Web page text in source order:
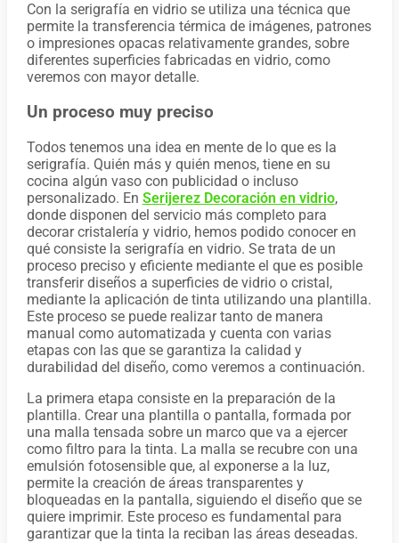
Con la serigrafía en vidrio se utiliza una técnica que
permite la transferencia térmica de imágenes, patrones
o impresiones opacas relativamente grandes, sobre
diferentes superficies fabricadas en vidrio, como
veremos con mayor detalle.
Un proceso muy preciso
Todos tenemos una idea en mente de lo que es la
serigrafía. Quién más y quién menos, tiene en su
cocina algún vaso con publicidad o incluso
personalizado. En Serijerez Decoración en vidrio,
donde disponen del servicio más completo para
decorar cristalería y vidrio, hemos podido conocer en
qué consiste la serigrafía en vidrio. Se trata de un
proceso preciso y eficiente mediante el que es posible
transferir diseños a superficies de vidrio o cristal,
mediante la aplicación de tinta utilizando una plantilla.
Este proceso se puede realizar tanto de manera
manual como automatizada y cuenta con varias
etapas con las que se garantiza la calidad y
durabilidad del diseño, como veremos a continuación.
La primera etapa consiste en la preparación de la
plantilla. Crear una plantilla o pantalla, formada por
una malla tensada sobre un marco que va a ejercer
como filtro para la tinta. La malla se recubre con una
emulsión fotosensible que, al exponerse a la luz,
permite la creación de áreas transparentes y
bloqueadas en la pantalla, siguiendo el diseño que se
quiere imprimir. Este proceso es fundamental para
garantizar que la tinta la reciban las áreas deseadas.